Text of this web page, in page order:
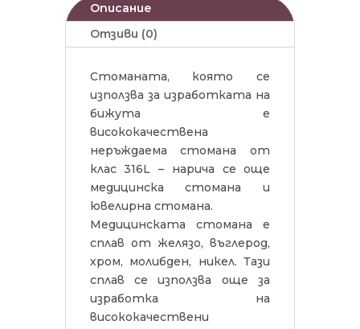
Описание
Отзиви (0)
Стоманата, която се
използва за изработката на
бижута е
висококачествена
неръждаема стомана от
клас 316L – нарича се още
медицинска стомана и
ювелирна стомана.
Медицинската стомана е
сплав от желязо, въглерод,
хром, молибден, никел. Тази
сплав се използва още за
изработка на
висококачествени